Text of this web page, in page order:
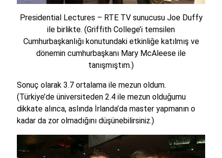
Presidential Lectures – RTE TV sunucusu Joe Duffy
ile birlikte. (Griffith College’i temsilen
Cumhurbaşkanlığı konutundaki etkinliğe katılmış ve
dönemin cumhurbaşkanı Mary McAleese ile
tanışmıştım.)
Sonuç olarak 3.7 ortalama ile mezun oldum.
(Türkiye’de üniversiteden 2.4 ile mezun olduğumu
dikkate alınca, aslında İrlanda’da master yapmanın o
kadar da zor olmadığını düşünebilirsiniz.)